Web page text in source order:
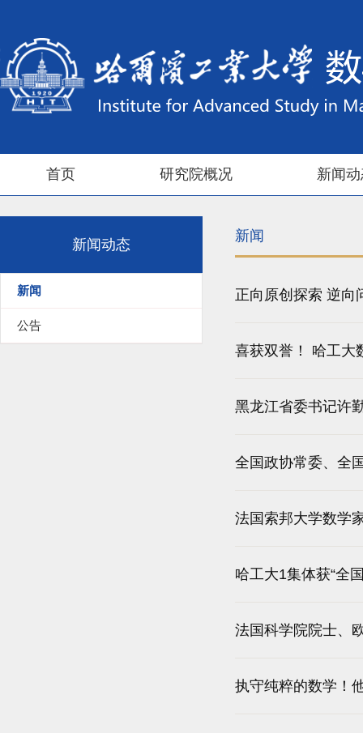
首页 研究院概况 新闻
新闻动态
新闻
公告
新闻
正向原创探索 逆
喜获双誉！ 哈工大
黑龙江省委书记许
全国政协常委、全
法国索邦大学数学
哈工大1集体获“全
法国科学院院士、
执守纯粹的数学！